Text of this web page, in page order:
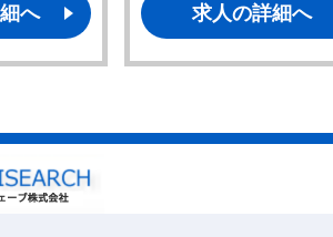
へ 求人の詳細へ